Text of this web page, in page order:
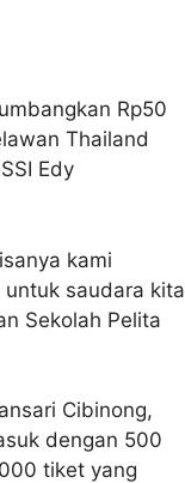
Rp50
Thailand
Edy
kami
saudara kita
Sekolah Pelita
Cibinong,
dengan 500
tiket yang